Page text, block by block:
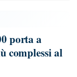
porta a
complessi al